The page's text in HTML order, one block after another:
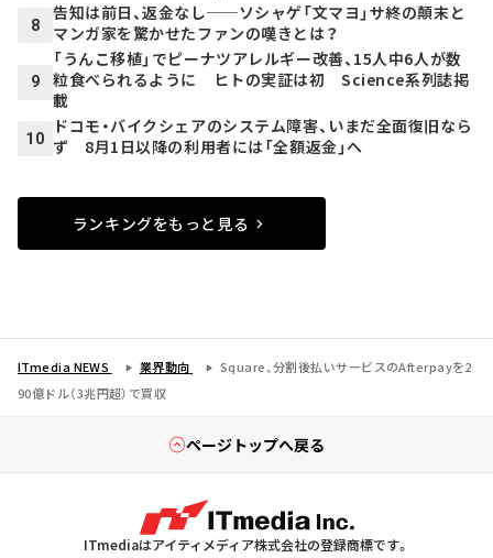
8
告知は前日、返金なし──ソシャゲ「文マヨ」サ終の顛末と
マンガ家を驚かせたファンの嘆きとは？
9
「うんこ移植」でピーナツアレルギー改善、15人中6人が数
粒食べられるように ヒトの実証は初 Science系列誌掲
載
10
ドコモ・バイクシェアのシステム障害、いまだ全面復旧なら
ず 8月1日以降の利用者には「全額返金」へ
ランキングをもっと見る
ITmedia NEWS 業界動向
Square、分割後払いサービスのAfterpayを2
90億ドル（3兆円超）で買収
ページトップへ戻る
ITmediaはアイティメディア株式会社の登録商標です。